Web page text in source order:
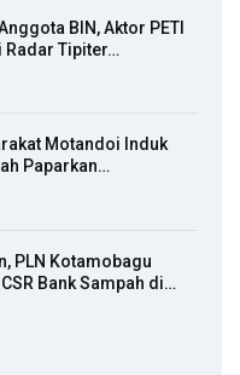
BIN, Aktor PETI
Radar Tipiter…
Motandoi Induk
Paparkan…
PLN Kotamobagu
Bank Sampah di…